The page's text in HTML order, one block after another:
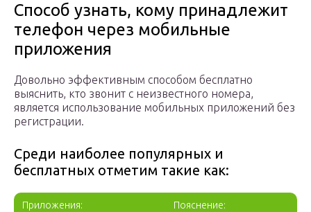
Способ узнать, кому принадлежит
телефон через мобильные
приложения
Довольно эффективным способом бесплатно
выяснить, кто звонит с неизвестного номера,
является использование мобильных приложений без
регистрации.
Среди наиболее популярных и
бесплатных отметим такие как:
Приложения: Пояснение: